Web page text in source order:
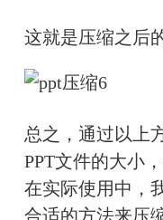
这就是压缩之后
总之，通过以上
PPT文件的大小
在实际使用中，
合适的方法来压